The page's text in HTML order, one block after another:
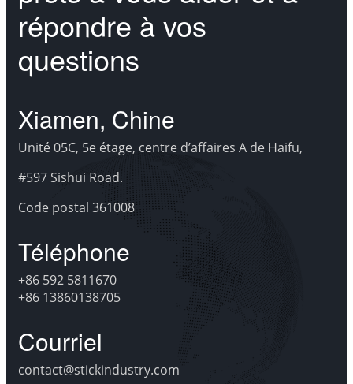
répondre à vos
questions
Xiamen, Chine
Unité 05C, 5e étage, centre d’affaires A de Haifu,
#597 Sishui Road.
Code postal 361008
Téléphone
+86 592 5811670
+86 13860138705
Courriel
contact@stickindustry.com